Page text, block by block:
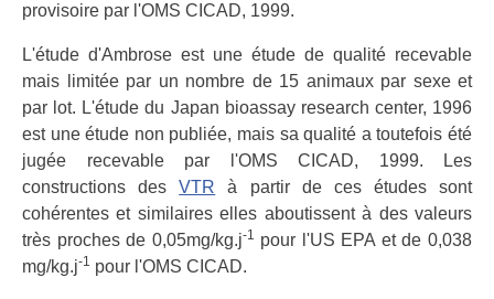
provisoire par l'OMS CICAD, 1999.
L'étude d'Ambrose est une étude de qualité recevable
mais limitée par un nombre de 15 animaux par sexe et
par lot. L'étude du Japan bioassay research center, 1996
est une étude non publiée, mais sa qualité a toutefois été
jugée recevable par l'OMS CICAD, 1999. Les
constructions desVTR à partir de ces études sont
cohérentes et similaires elles aboutissent à des valeurs
très proches de 0,05mg/kg.j-1 pour l'US EPA et de 0,038
mg/kg.j-1 pour l'OMS CICAD.